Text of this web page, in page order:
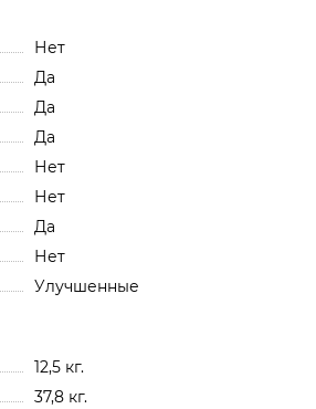
Нет
Да
Да
Да
Нет
Нет
Да
Нет
Улучшенные
12,5 кг.
37,8 кг.